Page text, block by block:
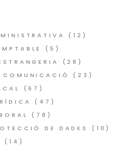
(12)
(5)
(28)
COMUNICACIÓ
(23)
(67)
(47)
(78)
DE DADES
(10)
(14)